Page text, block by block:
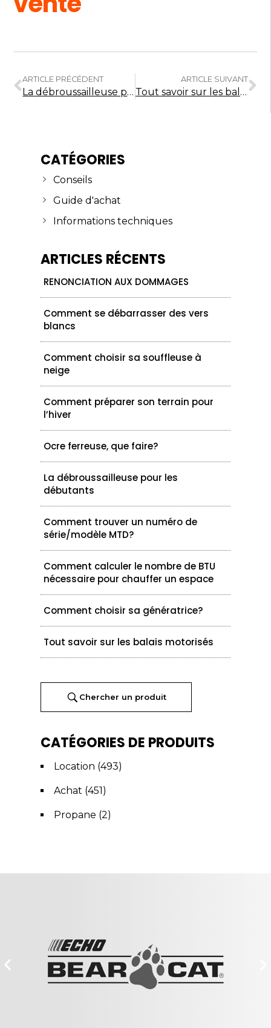
ARTICLE PRÉCÉDENT
La débroussailleuse pour les débutants
ARTICLE SUIVANT
Tout savoir sur les balais motorisés
CATÉGORIES
Conseils
Guide d'achat
Informations techniques
ARTICLES RÉCENTS
RENONCIATION AUX DOMMAGES
Comment se débarrasser des vers
blancs
Comment choisir sa souffleuse à
neige
Comment préparer son terrain pour
l’hiver
Ocre ferreuse, que faire?
La débroussailleuse pour les
débutants
Comment trouver un numéro de
série/modèle MTD?
Comment calculer le nombre de BTU
nécessaire pour chauffer un espace
Comment choisir sa génératrice?
Tout savoir sur les balais motorisés
Chercher un produit
CATÉGORIES DE PRODUITS
Location (493)
Achat (451)
Propane (2)